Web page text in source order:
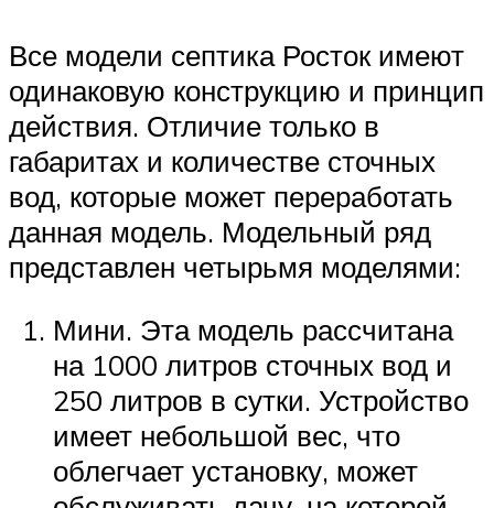
Все модели септика Росток имеют
одинаковую конструкцию и принцип
действия. Отличие только в
габаритах и количестве сточных
вод, которые может переработать
данная модель. Модельный ряд
представлен четырьмя моделями:
Мини. Эта модель рассчитана
на 1000 литров сточных вод и
250 литров в сутки. Устройство
имеет небольшой вес, что
облегчает установку, может